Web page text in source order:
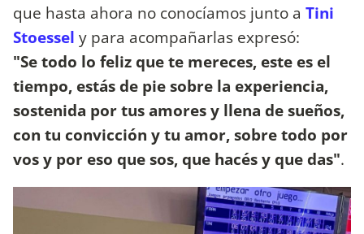
que hasta ahora no conocíamos junto a Tini
Stoessel y para acompañarlas expresó:
"Se todo lo feliz que te mereces, este es el
tiempo, estás de pie sobre la experiencia,
sostenida por tus amores y llena de sueños,
con tu convicción y tu amor, sobre todo por
vos y por eso que sos, que hacés y que das".